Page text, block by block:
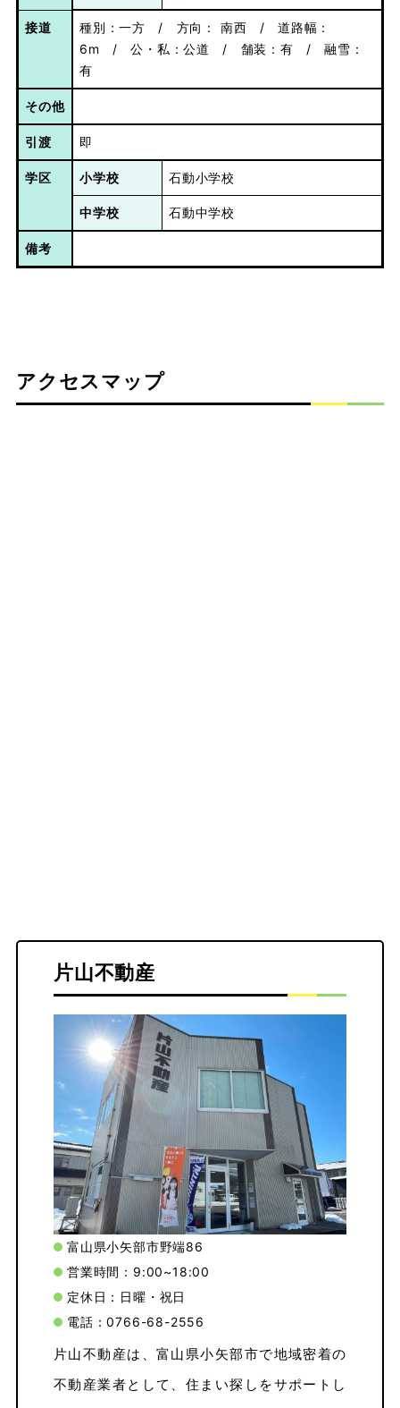
接道
種別：一方 / 方向： 南西 / 道路幅：
6m / 公・私：公道 / 舗装：有 / 融雪：
有
その他
引渡 即
学区 小学校 石動小学校
中学校 石動中学校
備考
アクセスマップ
片山不動産
富山県小矢部市野端86
営業時間：9:00~18:00
定休日：日曜・祝日
電話：0766-68-2556
片山不動産は、富山県小矢部市で地域密着の
不動産業者として、住まい探しをサポートし